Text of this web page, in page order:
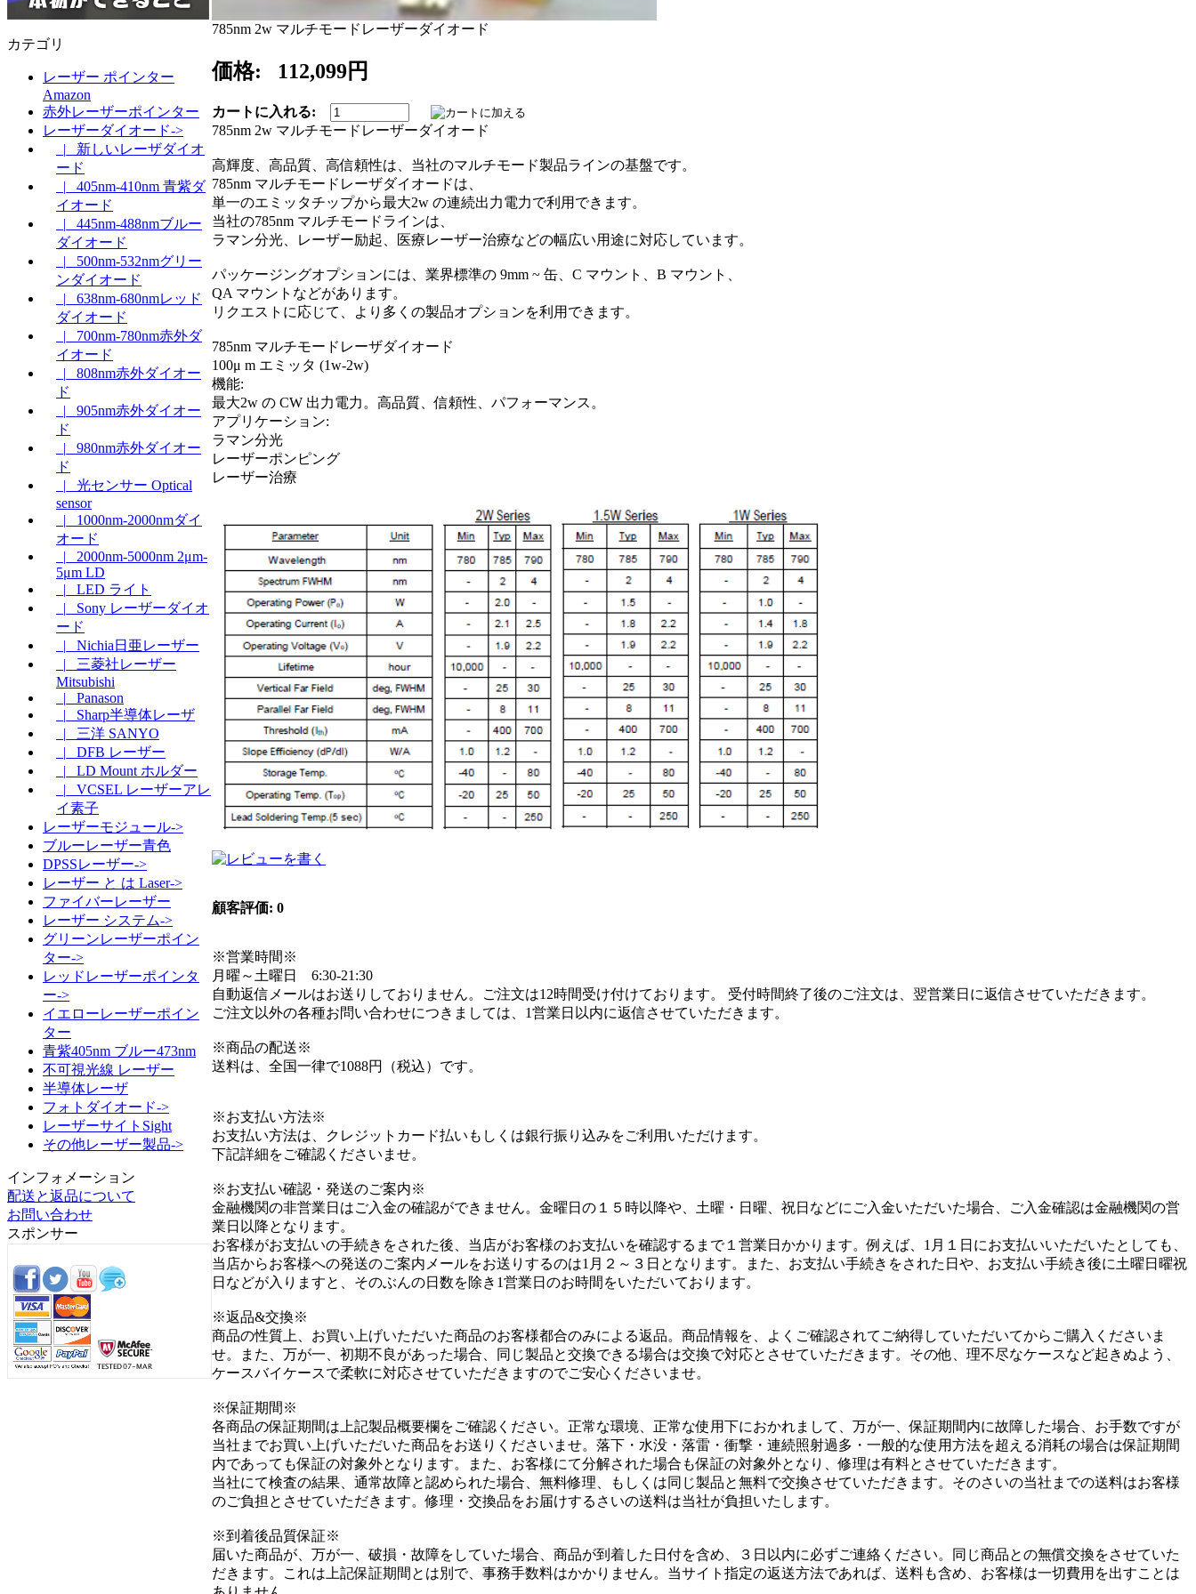
カテゴリ
レーザー ポインター
Amazon
赤外レーザーポインター
レーザーダイオード->
|_ 新しいレーザダイオ
ード
|_ 405nm-410nm 青紫ダ
イオード
|_ 445nm-488nmブルー
ダイオード
|_ 500nm-532nmグリー
ンダイオード
|_ 638nm-680nmレッド
ダイオード
|_ 700nm-780nm赤外ダ
イオード
|_ 808nm赤外ダイオー
ド
|_ 905nm赤外ダイオー
ド
|_ 980nm赤外ダイオー
ド
|_ 光センサー Optical
sensor
|_ 1000nm-2000nmダイ
オード
|_ 2000nm-5000nm 2μm-
5μm LD
|_ LED ライト
|_ Sony レーザーダイオ
ード
|_ Nichia日亜レーザー
|_ 三菱社レーザー
Mitsubishi
|_ Panason
|_ Sharp半導体レーザ
|_ 三洋 SANYO
|_ DFB レーザー
|_ LD Mount ホルダー
|_ VCSEL レーザーアレ
イ素子
レーザーモジュール->
ブルーレーザー青色
DPSSレーザー->
レーザー と は Laser->
ファイバーレーザー
レーザー システム->
グリーンレーザーポイン
ター->
レッドレーザーポインタ
ー->
イエローレーザーポイン
ター
青紫405nm ブルー473nm
不可視光線 レーザー
半導体レーザ
フォトダイオード->
レーザーサイトSight
その他レーザー製品->
インフォメーション
配送と返品について
お問い合わせ
スポンサー
785nm 2w マルチモードレーザーダイオード
価格: 112,099円
カートに入れる:
785nm 2w マルチモードレーザーダイオード
高輝度、高品質、高信頼性は、当社のマルチモード製品ラインの基盤です。
785nm マルチモードレーザダイオードは、
単一のエミッタチップから最大2w の連続出力電力で利用できます。
当社の785nm マルチモードラインは、
ラマン分光、レーザー励起、医療レーザー治療などの幅広い用途に対応しています。
パッケージングオプションには、業界標準の 9mm ~ 缶、C マウント、B マウント、
QA マウントなどがあります。
リクエストに応じて、より多くの製品オプションを利用できます。
785nm マルチモードレーザダイオード
100μ m エミッタ (1w-2w)
機能:
最大2w の CW 出力電力。高品質、信頼性、パフォーマンス。
アプリケーション:
ラマン分光
レーザーポンピング
レーザー治療
顧客評価: 0
※営業時間※
月曜～土曜日 6:30-21:30
自動返信メールはお送りしておりません。ご注文は12時間受け付けております。 受付時間終了後のご注文は、翌営業日に返信させていただきます。
ご注文以外の各種お問い合わせにつきましては、1営業日以内に返信させていただきます。
※商品の配送※
送料は、全国一律で1088円（税込）です。
※お支払い方法※
お支払い方法は、クレジットカード払いもしくは銀行振り込みをご利用いただけます。
下記詳細をご確認くださいませ。
※お支払い確認・発送のご案内※
金融機関の非営業日はご入金の確認ができません。金曜日の１５時以降や、土曜・日曜、祝日などにご入金いただいた場合、ご入金確認は金融機関の営
業日以降となります。
お客様がお支払いの手続きをされた後、当店がお客様のお支払いを確認するまで１営業日かかります。例えば、1月１日にお支払いいただいたとしても、
当店からお客様への発送のご案内メールをお送りするのは1月２～３日となります。また、お支払い手続きをされた日や、お支払い手続き後に土曜日曜祝
日などが入りますと、そのぶんの日数を除き1営業日のお時間をいただいております。
※返品&交換※
商品の性質上、お買い上げいただいた商品のお客様都合のみによる返品。商品情報を、よくご確認されてご納得していただいてからご購入くださいま
せ。また、万が一、初期不良があった場合、同じ製品と交換できる場合は交換で対応とさせていただきます。その他、理不尽なケースなど起きぬよう、
ケースバイケースで柔軟に対応させていただきますのでご安心くださいませ。
※保証期間※
各商品の保証期間は上記製品概要欄をご確認ください。正常な環境、正常な使用下におかれまして、万が一、保証期間内に故障した場合、お手数ですが
当社までお買い上げいただいた商品をお送りくださいませ。落下・水没・落雷・衝撃・連続照射過多・一般的な使用方法を超える消耗の場合は保証期間
内であっても保証の対象外となります。また、お客様にて分解された場合も保証の対象外となり、修理は有料とさせていただきます。
当社にて検査の結果、通常故障と認められた場合、無料修理、もしくは同じ製品と無料で交換させていただきます。そのさいの当社までの送料はお客様
のご負担とさせていただきます。修理・交換品をお届けするさいの送料は当社が負担いたします。
※到着後品質保証※
届いた商品が、万が一、破損・故障をしていた場合、商品が到着した日付を含め、３日以内に必ずご連絡ください。同じ商品との無償交換をさせていた
だきます。これは上記保証期間とは別で、事務手数料はかかりません。当サイト指定の返送方法であれば、送料も含め、お客様は一切費用を出すことは